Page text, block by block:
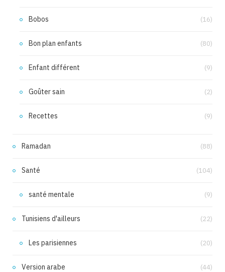
Bobos (16)
Bon plan enfants (80)
Enfant différent (9)
Goûter sain (2)
Recettes (9)
Ramadan (88)
Santé (104)
santé mentale (9)
Tunisiens d'ailleurs (22)
Les parisiennes (20)
Version arabe (44)